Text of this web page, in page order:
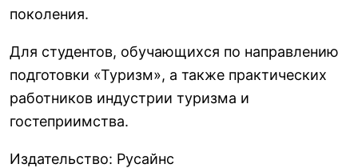
поколения.
Для студентов, обучающихся по направлению
подготовки «Туризм», а также практических
работников индустрии туризма и
гостеприимства.
Издательство: Русайнс